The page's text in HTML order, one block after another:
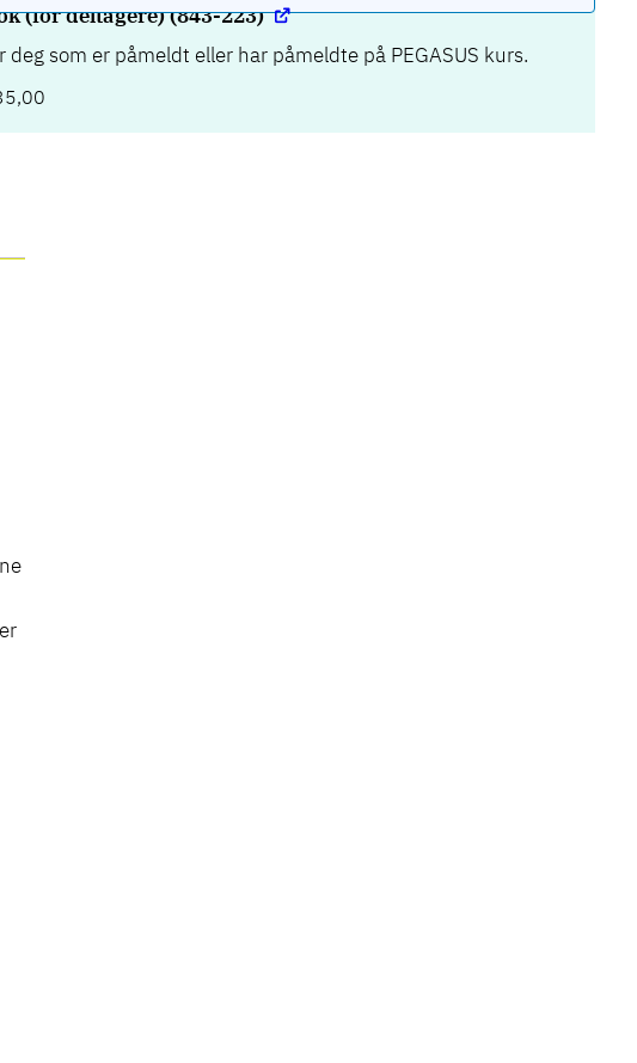
(for deltagere) (843-223)
deg som er påmeldt eller har påmeldte på PEGASUS kurs.